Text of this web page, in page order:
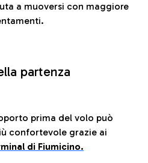
a muoversi con maggiore
partenza
prima del volo può
confortevole grazie ai
di Fiumicino.